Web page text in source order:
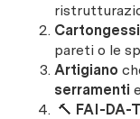
pareti o le
Artigiano
serramenti
🔨 FAI-DA-